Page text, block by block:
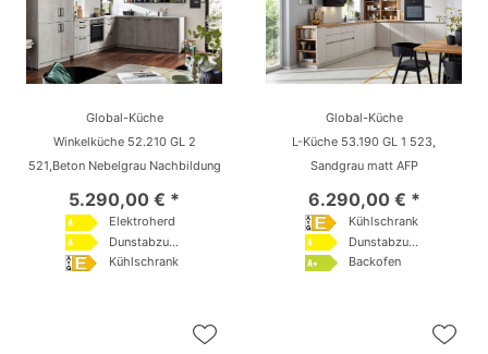
Global-Küche
Winkelküche 52.210 GL 2
521,Beton Nebelgrau Nachbildung
5.290,00 € *
Elektroherd
Dunstabzugshaube
Kühlschrank
Global-Küche
L-Küche 53.190 GL 1 523,
Sandgrau matt AFP
6.290,00 € *
Kühlschrank
Dunstabzugshaube
Backofen